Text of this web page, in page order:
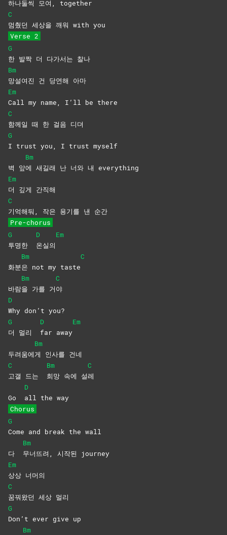
하나둘씩 모여, together
C
멈췄던 세상을 깨워 with you
Verse 2
G
한 발짝 더 다가서는 찰나
Bm
망설여진 건 당연해 아마
Em
Call my name, I’ll be there
C
함께일 때 한 걸음 디뎌
G
I trust you, I trust myself
벽 앞
Bm
에 새길래 난 너와 내 everything
Em
더 깊게 간직해
C
기억해둬, 작은 용기를 낸 순간
Pre-chorus
G
투명한
D
온실의
Em
화분
Bm
은 not my taste
C
바람
Bm
을 가를 거
C
야
D
Why don’t you?
G
더 멀리
D
far away
Em
두려움에
Bm
게 인사를 건네
C
고갤 드는
Bm
희망 속에 설
C
레
Go
D
all the way
Chorus
G
Come and break the wall
다
Bm
무너뜨려, 시작된 journey
Em
상상 너머의
C
꿈꿔왔던 세상 멀리
G
Don’t ever give up
Bm